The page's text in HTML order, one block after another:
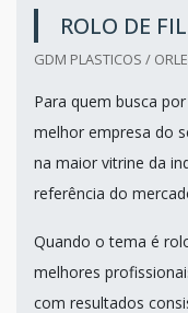
ROLO DE
GDM PLASTICOS /
Para quem busca
melhor empresa do
na maior vitrine da
referência do
Quando o tema é
melhores
com resultados